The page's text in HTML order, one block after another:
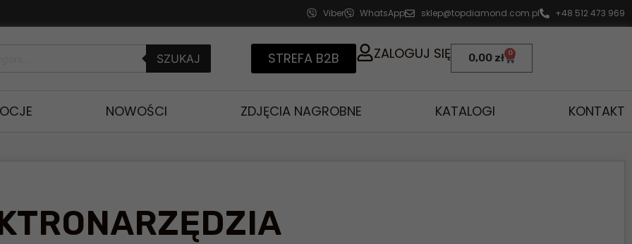
Viber WhatsApp sklep@topdiamond.com.pl +48 512 473 969
SZUKAJ STREFA B2B ZALOGUJ SIĘ 0,00 zł 0
NOWOŚCI ZDJĘCIA NAGROBNE KATALOGI KONTAKT